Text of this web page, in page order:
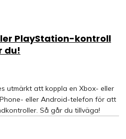
PlayStation-kontroll
du!
utmärkt att koppla en Xbox- eller
eller Android-telefon för att
Så går du tillväga!